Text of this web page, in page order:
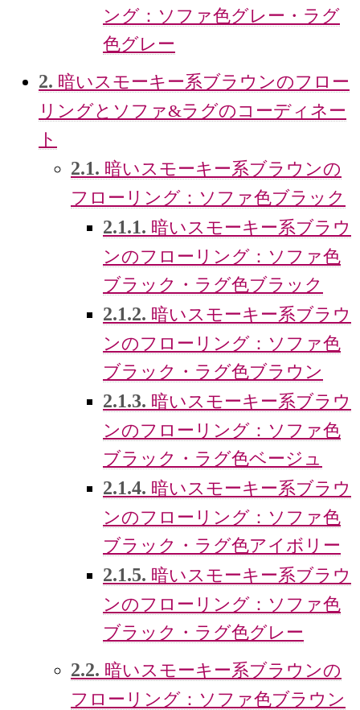
ング：ソファ色グレー・ラグ
色グレー
2. 暗いスモーキー系ブラウンのフロー
リングとソファ&ラグのコーディネー
ト
2.1. 暗いスモーキー系ブラウンの
フローリング：ソファ色ブラック
2.1.1. 暗いスモーキー系ブラウ
ンのフローリング：ソファ色
ブラック・ラグ色ブラック
2.1.2. 暗いスモーキー系ブラウ
ンのフローリング：ソファ色
ブラック・ラグ色ブラウン
2.1.3. 暗いスモーキー系ブラウ
ンのフローリング：ソファ色
ブラック・ラグ色ベージュ
2.1.4. 暗いスモーキー系ブラウ
ンのフローリング：ソファ色
ブラック・ラグ色アイボリー
2.1.5. 暗いスモーキー系ブラウ
ンのフローリング：ソファ色
ブラック・ラグ色グレー
2.2. 暗いスモーキー系ブラウンの
フローリング：ソファ色ブラウン